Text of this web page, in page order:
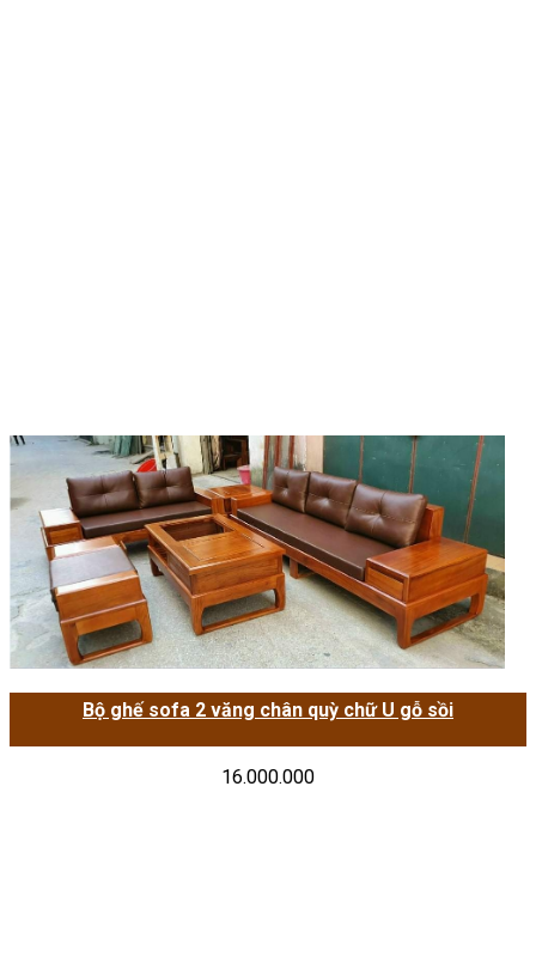
Bộ ghế sofa 2 văng chân quỳ chữ U gỗ sồi
16.000.000